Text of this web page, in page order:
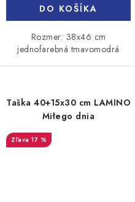
DO KOŠÍKA
Rozmer: 38x46 cm
jednofarebná tmavomodrá
Taška 40+15x30 cm LAMINO
Miłego dnia
17 %